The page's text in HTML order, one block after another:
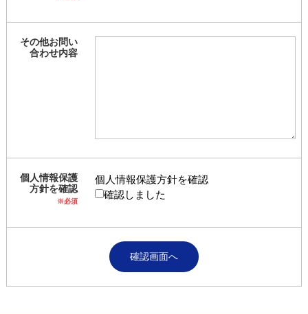
その他お問い
合わせ内容
個人情報保護
方針を確認
※必須
個人情報保護方針を確認
確認しました